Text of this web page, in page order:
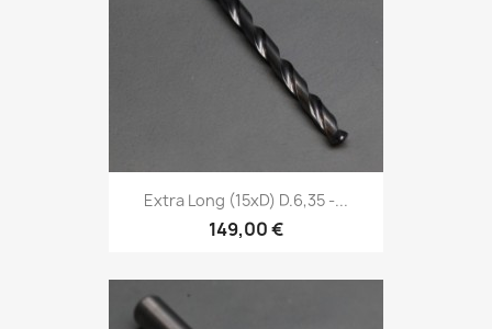
Extra Long (15xD) D.6,35 -...
149,00 €